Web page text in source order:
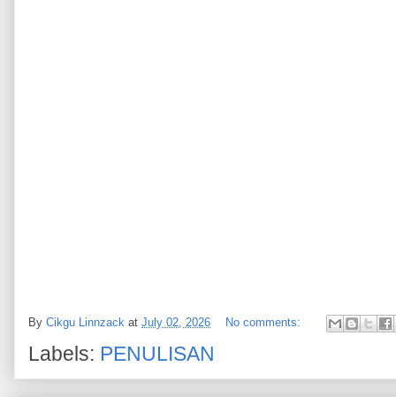
By Cikgu Linnzack at July 02, 2026 No comments:
Labels: PENULISAN